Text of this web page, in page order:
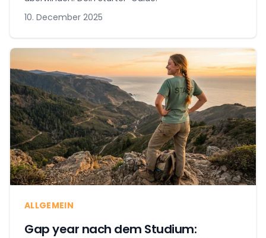
10. December 2025
ALLGEMEIN
Gap year nach dem Studium: